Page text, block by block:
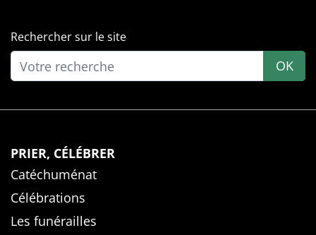
Rechercher sur le site
OK
PRIER, CÉLÉBRER
Catéchuménat
Célébrations
Les funérailles